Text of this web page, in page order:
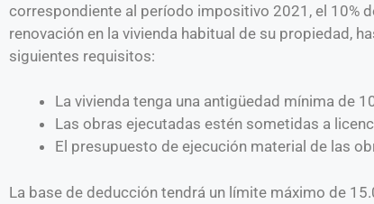
correspondiente al período impositivo 2021, el 10%
renovación en la vivienda habitual de su propiedad,
siguientes requisitos:
La vivienda tenga una antigüedad mínima de
Las obras ejecutadas estén sometidas a
El presupuesto de ejecución material de las
La base de deducción tendrá un límite máximo de